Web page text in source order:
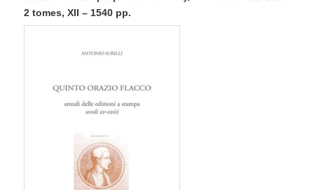
2 tomes, XII – 1540 pp.